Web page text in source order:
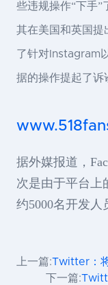
些违规操作“下手
其在美国和英国提
了针对Instagram
据的操作提起了
据外媒报道，
次是由于平台上
约5000名开发
上一篇:Twitter：
下一篇: